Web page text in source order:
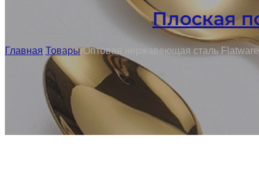
Плоская
Главная Товары/Оптовая нержавеющая сталь Flatware